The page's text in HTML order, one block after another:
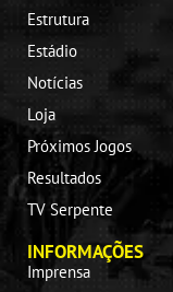
Estrutura
Estádio
Notícias
Loja
Próximos Jogos
Resultados
TV Serpente
INFORMAÇÕES
Imprensa